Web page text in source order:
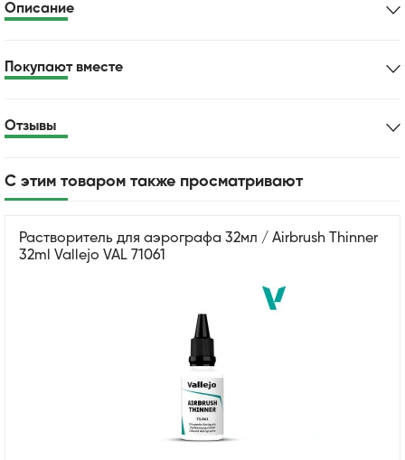
Описание
Покупают вместе
Отзывы
С этим товаром также просматривают
Растворитель для аэрографа 32мл / Airbrush Thinner
32ml Vallejo VAL 71061